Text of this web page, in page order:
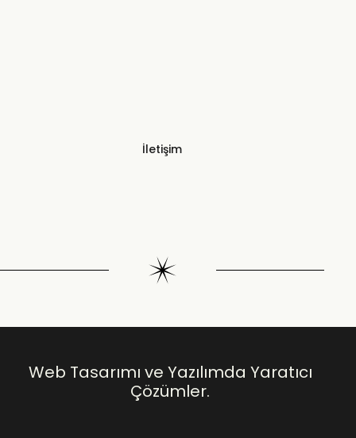
İletişim
Web Tasarımı ve Yazılımda Yaratıcı
Çözümler.